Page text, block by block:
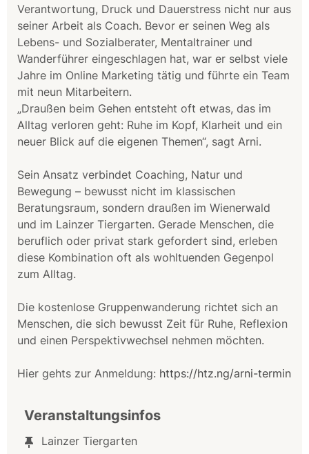
Verantwortung, Druck und Dauerstress nicht nur aus
seiner Arbeit als Coach. Bevor er seinen Weg als
Lebens- und Sozialberater, Mentaltrainer und
Wanderführer eingeschlagen hat, war er selbst viele
Jahre im Online Marketing tätig und führte ein Team
mit neun Mitarbeitern.
„Draußen beim Gehen entsteht oft etwas, das im
Alltag verloren geht: Ruhe im Kopf, Klarheit und ein
neuer Blick auf die eigenen Themen“, sagt Arni.
Sein Ansatz verbindet Coaching, Natur und
Bewegung – bewusst nicht im klassischen
Beratungsraum, sondern draußen im Wienerwald
und im Lainzer Tiergarten. Gerade Menschen, die
beruflich oder privat stark gefordert sind, erleben
diese Kombination oft als wohltuenden Gegenpol
zum Alltag.
Die kostenlose Gruppenwanderung richtet sich an
Menschen, die sich bewusst Zeit für Ruhe, Reflexion
und einen Perspektivwechsel nehmen möchten.
Hier gehts zur Anmeldung: https://htz.ng/arni-termin
Veranstaltungsinfos
Lainzer Tiergarten